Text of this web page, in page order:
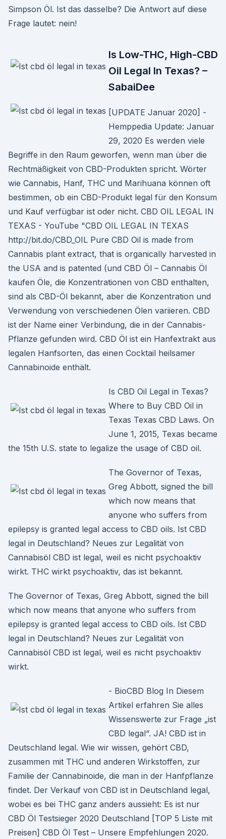
Simpson Öl. Ist das dasselbe? Die Antwort auf diese
Frage lautet: nein!
Is Low-THC, High-CBD
Oil Legal In Texas? –
SabaiDee
[UPDATE Januar 2020] -
Hemppedia Update: Januar
29, 2020 Es werden viele
Begriffe in den Raum geworfen, wenn man über die
Rechtmäßigkeit von CBD-Produkten spricht. Wörter
wie Cannabis, Hanf, THC und Marihuana können oft
bestimmen, ob ein CBD-Produkt legal für den Konsum
und Kauf verfügbar ist oder nicht. CBD OIL LEGAL IN
TEXAS - YouTube "CBD OIL LEGAL IN TEXAS
http://bit.do/CBD_OIL Pure CBD Oil is made from
Cannabis plant extract, that is organically harvested in
the USA and is patented (und CBD Öl – Cannabis Öl
kaufen Öle, die Konzentrationen von CBD enthalten,
sind als CBD-Öl bekannt, aber die Konzentration und
Verwendung von verschiedenen Ölen variieren. CBD
ist der Name einer Verbindung, die in der Cannabis-
Pflanze gefunden wird. CBD Öl ist ein Hanfextrakt aus
legalen Hanfsorten, das einen Cocktail heilsamer
Cannabinoide enthält.
Is CBD Oil Legal in Texas?
Where to Buy CBD Oil in
Texas Texas CBD Laws. On
June 1, 2015, Texas became
the 15th U.S. state to legalize the usage of CBD oil.
The Governor of Texas,
Greg Abbott, signed the bill
which now means that
anyone who suffers from
epilepsy is granted legal access to CBD oils. Ist CBD
legal in Deutschland? Neues zur Legalität von
Cannabisöl CBD ist legal, weil es nicht psychoaktiv
wirkt. THC wirkt psychoaktiv, das ist bekannt.
The Governor of Texas, Greg Abbott, signed the bill
which now means that anyone who suffers from
epilepsy is granted legal access to CBD oils. Ist CBD
legal in Deutschland? Neues zur Legalität von
Cannabisöl CBD ist legal, weil es nicht psychoaktiv
wirkt.
- BioCBD Blog In Diesem
Artikel erfahren Sie alles
Wissenswerte zur Frage „ist
CBD legal“. JA! CBD ist in
Deutschland legal. Wie wir wissen, gehört CBD,
zusammen mit THC und anderen Wirkstoffen, zur
Familie der Cannabinoide, die man in der Hanfpflanze
findet. Der Verkauf von CBD ist in Deutschland legal,
wobei es bei THC ganz anders aussieht: Es ist nur
CBD Öl Testsieger 2020 Deutschland [TOP 5 Liste mit
Preisen] CBD Öl Test – Unsere Empfehlungen 2020.